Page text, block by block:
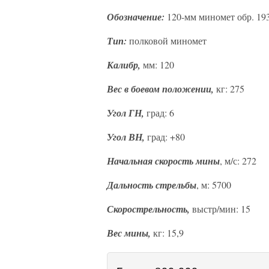
Обозначение: 120-мм миномет обр.
Тип: полковой миномет
Калибр, мм: 120
Вес в боевом положении, кг: 275
Угол ГН, град: 6
Угол ВН, град: +80
Начальная скорость мины, м/с: 272
Дальность стрельбы, м: 5700
Скорострельность, выстр/мин: 15
Вес мины, кг: 15,9